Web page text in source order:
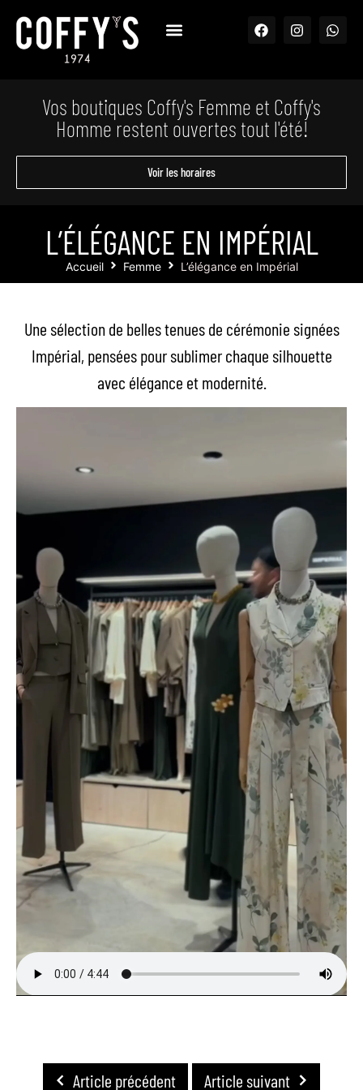
Vos boutiques Coffy's Femme et Coffy's
Homme restent ouvertes tout l'été!
Voir les horaires
L’ÉLÉGANCE EN IMPÉRIAL
Accueil Femme L’élégance en Impérial
Une sélection de belles tenues de cérémonie signées
Impérial, pensées pour sublimer chaque silhouette
avec élégance et modernité.
Article précédent Article suivant